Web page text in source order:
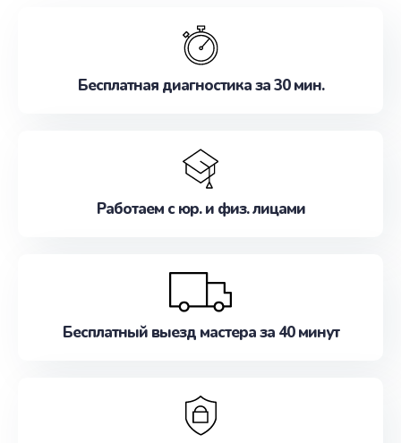
Бесплатная диагностика за 30 мин.
Работаем с юр. и физ. лицами
Бесплатный выезд мастера за 40 минут